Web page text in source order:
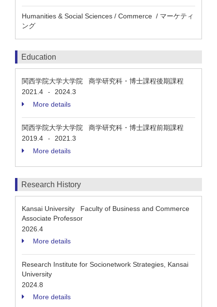
Humanities & Social Sciences / Commerce / マーケティ
ング
Education
関西学院大学大学院 商学研究科・博士課程後期課程
2021.4
-
2024.3
More details
関西学院大学大学院 商学研究科・博士課程前期課程
2019.4
-
2021.3
More details
Research History
Kansai University Faculty of Business and Commerce
Associate Professor
2026.4
More details
Research Institute for Socionetwork Strategies, Kansai
University
2024.8
More details